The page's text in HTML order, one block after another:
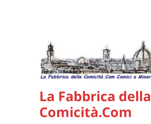
La Fabbrica della
Comicità.Com